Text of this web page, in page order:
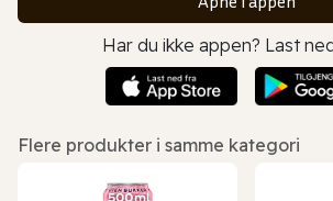
Har du ikke appen? Last
Flere produkter i samme kategori